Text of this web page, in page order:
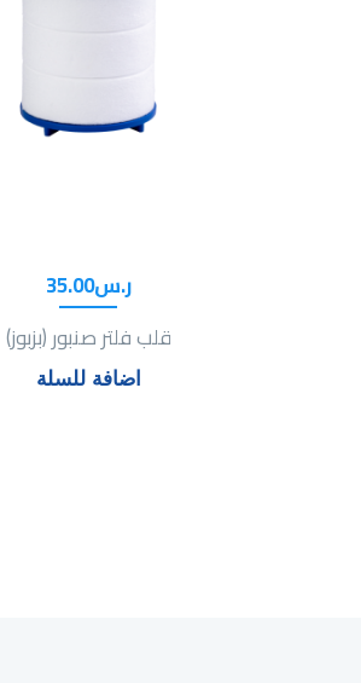
ر.س 35.00
قلب فلتر صنبور (بزبوز)
اضافة للسلة